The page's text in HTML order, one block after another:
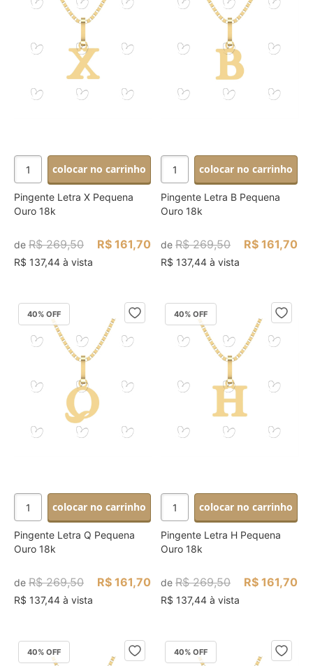
colocar no carrinho
Pingente Letra X Pequena
Ouro 18k
de R$ 269,50 R$ 161,70
R$ 137,44 à vista
colocar no carrinho
Pingente Letra B Pequena
Ouro 18k
deR$ 269,50 R$ 161,70
R$ 137,44 à vista
40% OFF
colocar no carrinho
Pingente Letra Q Pequena
Ouro 18k
de R$ 269,50 R$ 161,70
R$ 137,44 à vista
40% OFF
colocar no carrinho
Pingente Letra H Pequena
Ouro 18k
deR$ 269,50 R$ 161,70
R$ 137,44 à vista
40% OFF 40% OFF